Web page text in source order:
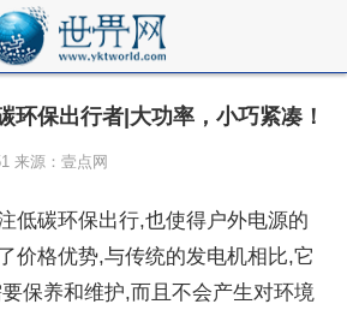
环保出行者|大功率，小巧紧凑！
来源：壹点网
低碳环保出行,也使得户外电源的
价格优势,与传统的发电机相比,它
保养和维护,而且不会产生对环境